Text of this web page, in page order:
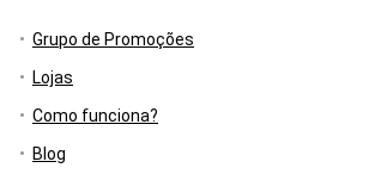
Grupo de Promoções
Lojas
Como funciona?
Blog